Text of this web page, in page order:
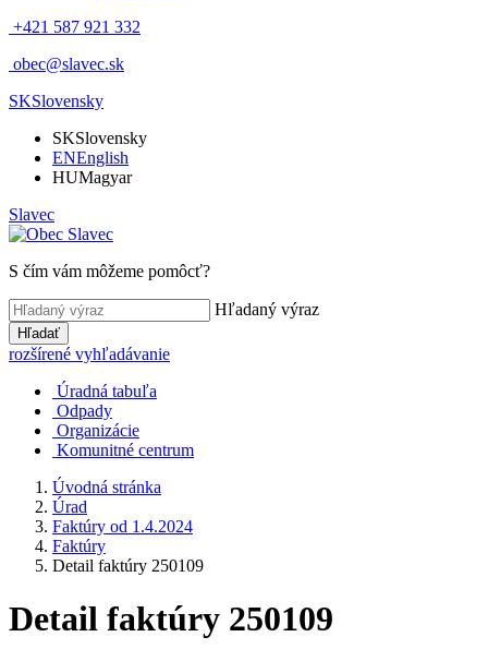
+421 587 921 332
obec@slavec.sk
SKSlovensky
SKSlovensky
ENEnglish
HUMagyar
Slavec
S čím vám môžeme pomôcť?
Hľadaný výraz
Hľadať
rozšírené vyhľadávanie
Úradná tabuľa
Odpady
Organizácie
Komunitné centrum
Úvodná stránka
Úrad
Faktúry od 1.4.2024
Faktúry
Detail faktúry 250109
Detail faktúry 250109